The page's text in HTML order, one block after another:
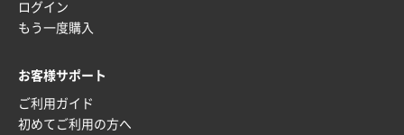
神奈川県S社様
2025年12月16日 10:39
短納期対応が素晴らしい
ログイン
もう一度購入
お客様サポート
ご利用ガイド
初めてご利用の方へ